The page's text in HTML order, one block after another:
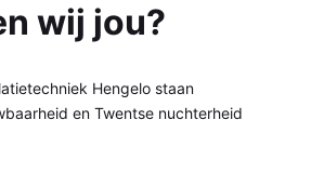
wij jou?
Hengelo staan
en Twentse nuchterheid